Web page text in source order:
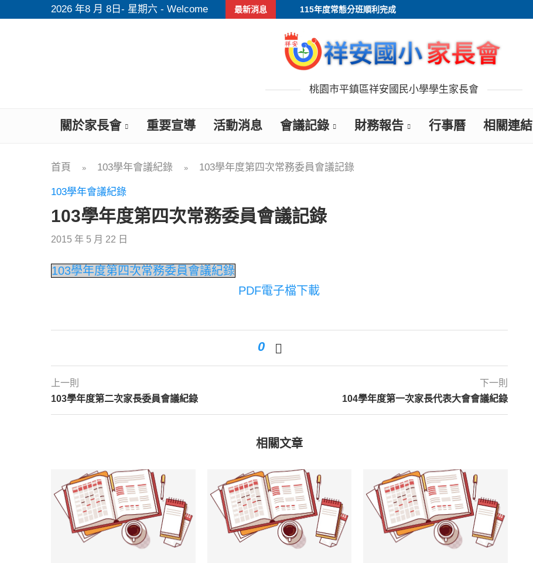
2026 年8 月 8日- 星期六 - Welcome 最新消息 115年度常態分班順利完成
桃園市平鎮區祥安國民小學學生家長會
關於家長會 重要宣導 活動消息 會議記錄 財務報告 行事曆 相關連結
首頁 » 103學年會議紀錄 » 103學年度第四次常務委員會議記錄
103學年會議紀錄
103學年度第四次常務委員會議記錄
2015 年 5 月 22 日
103學年度第四次常務委員會議紀錄
PDF電子檔下載
0
上一則
103學年度第二次家長委員會議紀錄
下一則
104學年度第一次家長代表大會會議紀錄
相關文章